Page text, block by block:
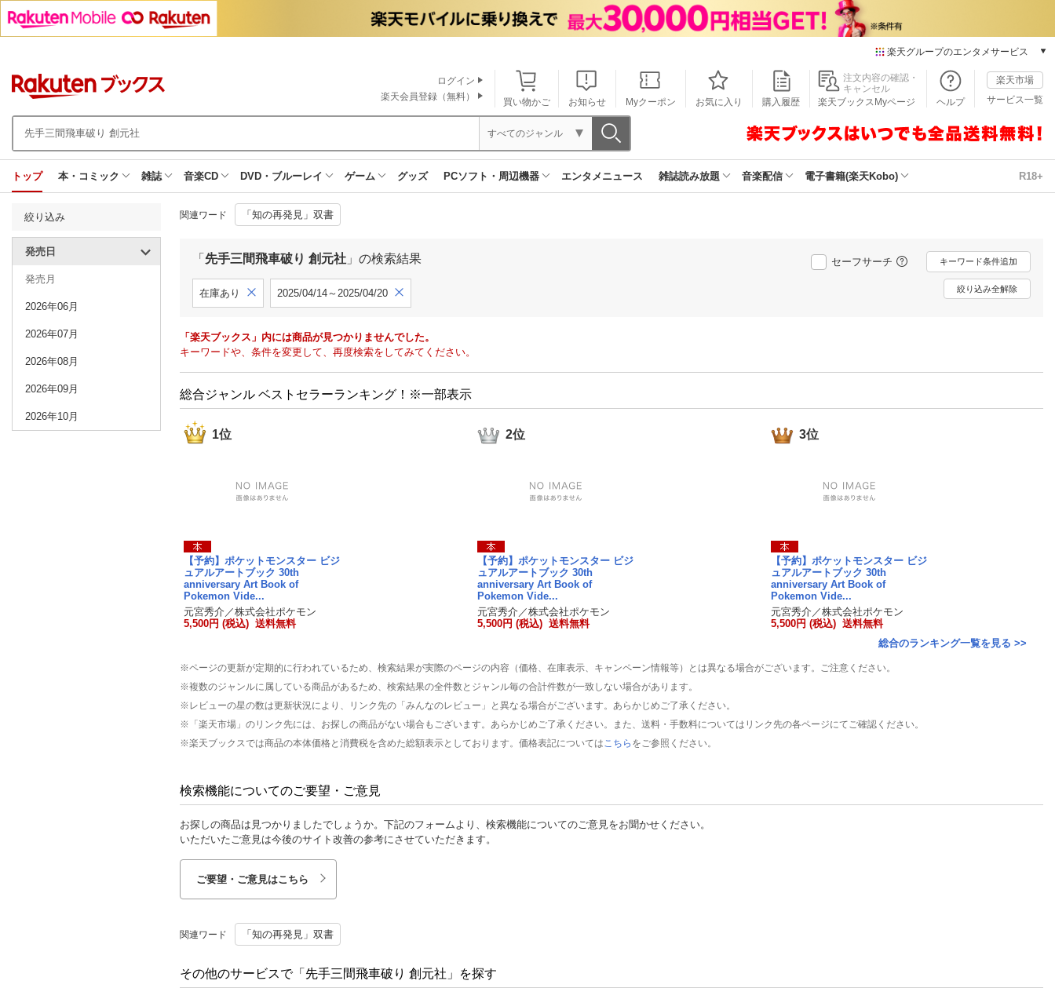
楽天グループのエンタメサービス
本/ゲーム/CD/DVD
楽天ブックス
楽天Kobo
動画配信ガイド
Rakuten PLAY
無料テレビ
エンタメニュース
買い物かご お知らせ Myクーポン お気に入り 購入履歴
注文内容の確認・
キャンセル
楽天ブックスMyページ
ヘルプ
楽天市場
サービス一覧
ログイン
楽天会員登録（無料）
すべてのジャンル
トップ 本・コミック 雑誌 音楽CD DVD・ブルーレイ ゲーム グッズ PCソフト・周辺機器 エンタメニュース 雑誌読み放題 音楽配信 電子書籍(楽天Kobo) R18+
絞り込み
発売日
発売月
2026年06月
2026年07月
2026年08月
2026年09月
2026年10月
関連ワード 「知の再発見」双書
「 先手三間飛車破り 創元社 」の検索結果 セーフサーチ キーワード条件追加
在庫あり 2025/04/14～2025/04/20 絞り込み全解除
「楽天ブックス」内には商品が見つかりませんでした。
キーワードや、条件を変更して、再度検索をしてみてください。
総合ジャンル ベストセラーランキング！※一部表示
1位
【予約】ポケットモンスター ビジ
ュアルアートブック 30th
anniversary Art Book of
Pokemon Vide...
元宮秀介／株式会社ポケモン
5,500円 (税込) 送料無料
2位
【予約】ポケットモンスター ビジ
ュアルアートブック 30th
anniversary Art Book of
Pokemon Vide...
元宮秀介／株式会社ポケモン
5,500円 (税込) 送料無料
3位
【予約】ポケットモンスター ビジ
ュアルアートブック 30th
anniversary Art Book of
Pokemon Vide...
元宮秀介／株式会社ポケモン
5,500円 (税込) 送料無料
総合のランキング一覧を見る >>
※ページの更新が定期的に行われているため、検索結果が実際のページの内容（価格、在庫表示、キャンペーン情報等）とは異なる場合がございます。ご注意ください。
※複数のジャンルに属している商品があるため、検索結果の全件数とジャンル毎の合計件数が一致しない場合があります。
※レビューの星の数は更新状況により、リンク先の「みんなのレビュー」と異なる場合がございます。あらかじめご了承ください。
※「楽天市場」のリンク先には、お探しの商品がない場合もございます。あらかじめご了承ください。また、送料・手数料についてはリンク先の各ページにてご確認ください。
※楽天ブックスでは商品の本体価格と消費税を含めた総額表示としております。価格表記については こちら をご参照ください。
検索機能についてのご要望・ご意見
お探しの商品は見つかりましたでしょうか。下記のフォームより、検索機能についてのご意見をお聞かせください。
いただいたご意見は今後のサイト改善の参考にさせていただきます。
ご要望・ご意見はこちら
関連ワード 「知の再発見」双書
その他のサービスで「先手三間飛車破り 創元社」を探す